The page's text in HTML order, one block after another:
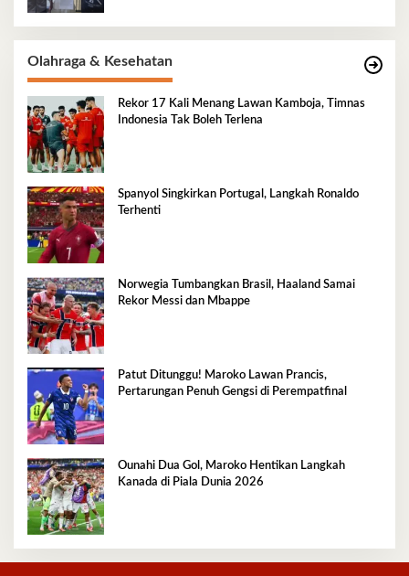
Olahraga & Kesehatan
Rekor 17 Kali Menang Lawan Kamboja, Timnas
Indonesia Tak Boleh Terlena
Spanyol Singkirkan Portugal, Langkah Ronaldo
Terhenti
Norwegia Tumbangkan Brasil, Haaland Samai
Rekor Messi dan Mbappe
Patut Ditunggu! Maroko Lawan Prancis,
Pertarungan Penuh Gengsi di Perempatfinal
Ounahi Dua Gol, Maroko Hentikan Langkah
Kanada di Piala Dunia 2026